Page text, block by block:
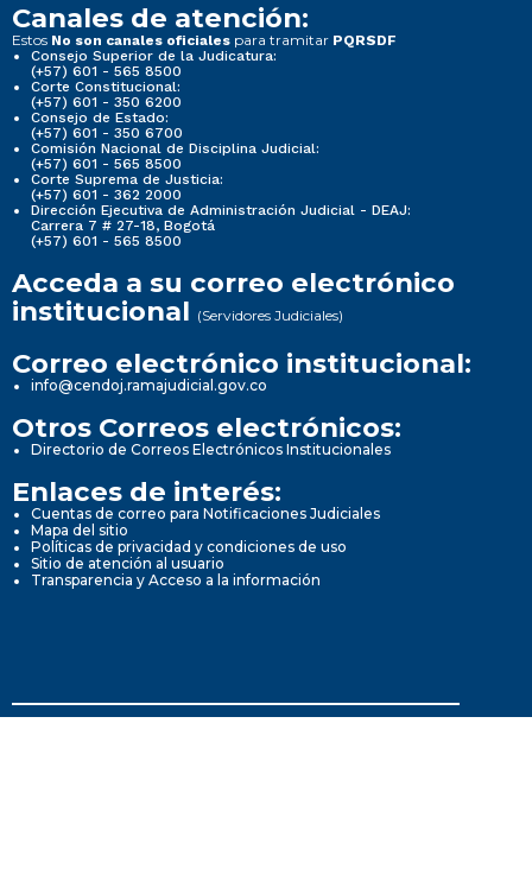
Canales de atención:
Estos No son canales oficiales para tramitar PQRSDF
Consejo Superior de la Judicatura:
(+57) 601 - 565 8500
Corte Constitucional:
(+57) 601 - 350 6200
Consejo de Estado:
(+57) 601 - 350 6700
Comisión Nacional de Disciplina Judicial:
(+57) 601 - 565 8500
Corte Suprema de Justicia:
(+57) 601 - 362 2000
Dirección Ejecutiva de Administración Judicial - DEAJ:
Carrera 7 # 27-18, Bogotá
(+57) 601 - 565 8500
Acceda a su correo electrónico
institucional (Servidores Judiciales)
Correo electrónico institucional:
info@cendoj.ramajudicial.gov.co
Otros Correos electrónicos:
Directorio de Correos Electrónicos Institucionales
Enlaces de interés:
Cuentas de correo para Notificaciones Judiciales
Mapa del sitio
Políticas de privacidad y condiciones de uso
Sitio de atención al usuario
Transparencia y Acceso a la información